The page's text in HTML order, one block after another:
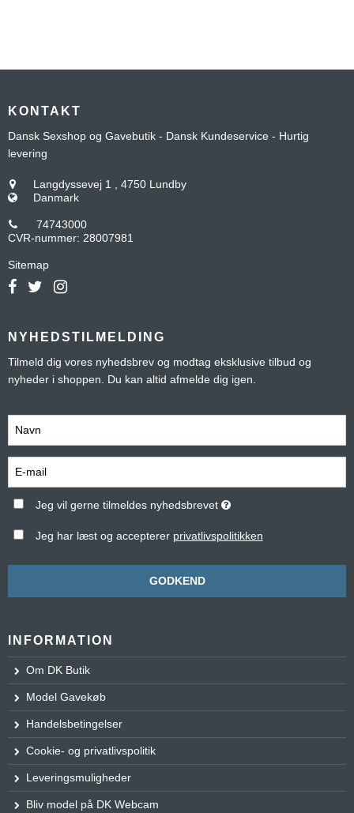
KONTAKT
Dansk Sexshop og Gavebutik - Dansk Kundeservice - Hurtig
levering
Langdyssevej 1
4750 Lundby
Danmark
74743000
CVR-nummer: 28007981
Sitemap
NYHEDSTILMELDING
Tilmeld dig vores nyhedsbrev og modtag eksklusive tilbud og
nyheder i shoppen. Du kan altid afmelde dig igen.
Jeg vil gerne tilmeldes nyhedsbrevet
Jeg har læst og accepterer privatlivspolitikken
GODKEND
INFORMATION
Om DK Butik
Model Gavekøb
Handelsbetingelser
Cookie- og privatlivspolitik
Leveringsmuligheder
Bliv model på DK Webcam